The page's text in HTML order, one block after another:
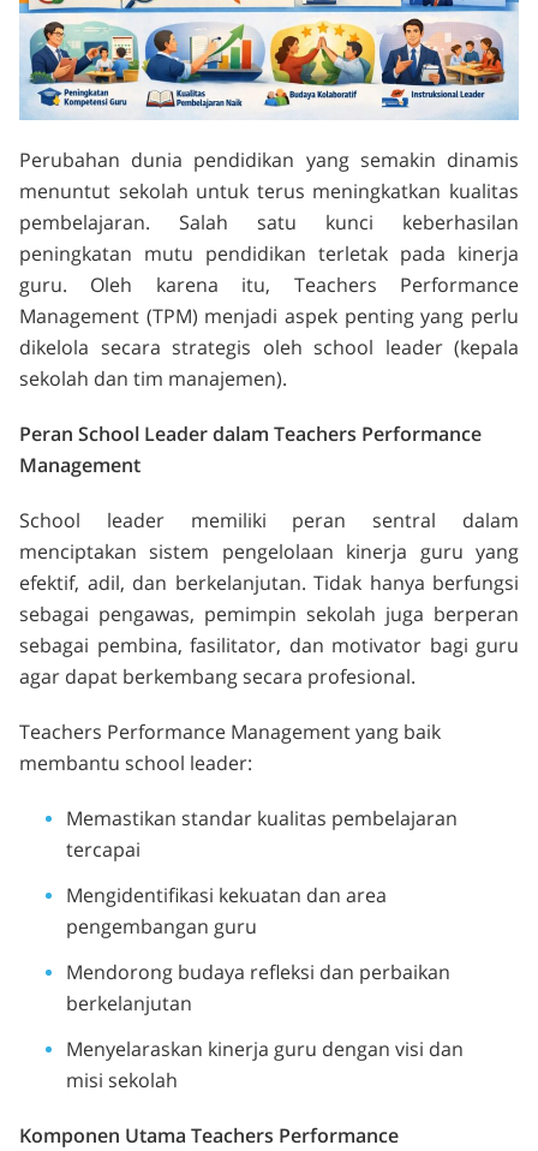
Perubahan dunia pendidikan yang semakin dinamis
menuntut sekolah untuk terus meningkatkan kualitas
pembelajaran. Salah satu kunci keberhasilan
peningkatan mutu pendidikan terletak pada kinerja
guru. Oleh karena itu, Teachers Performance
Management (TPM) menjadi aspek penting yang perlu
dikelola secara strategis oleh school leader (kepala
sekolah dan tim manajemen).
Peran School Leader dalam Teachers Performance
Management
School leader memiliki peran sentral dalam
menciptakan sistem pengelolaan kinerja guru yang
efektif, adil, dan berkelanjutan. Tidak hanya berfungsi
sebagai pengawas, pemimpin sekolah juga berperan
sebagai pembina, fasilitator, dan motivator bagi guru
agar dapat berkembang secara profesional.
Teachers Performance Management yang baik
membantu school leader:
Memastikan standar kualitas pembelajaran
tercapai
Mengidentifikasi kekuatan dan area
pengembangan guru
Mendorong budaya refleksi dan perbaikan
berkelanjutan
Menyelaraskan kinerja guru dengan visi dan
misi sekolah
Komponen Utama Teachers Performance